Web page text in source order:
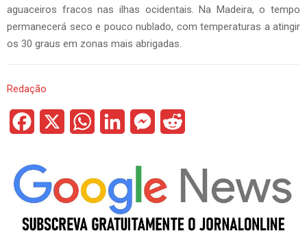
aguaceiros fracos nas ilhas ocidentais. Na Madeira, o tempo
permanecerá seco e pouco nublado, com temperaturas a atingir
os 30 graus em zonas mais abrigadas.
Redação
c
e
b
t
s
k
e
M
s
e
d